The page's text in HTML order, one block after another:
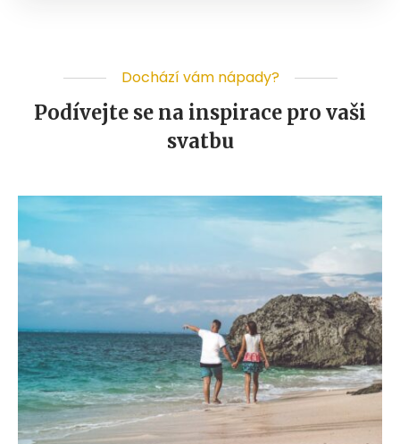
Dochází vám nápady?
Podívejte se na inspirace pro vaši
svatbu